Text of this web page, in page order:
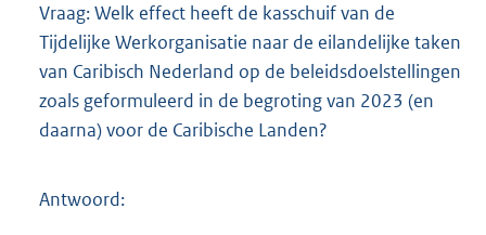
Vraag: Welk effect heeft de kasschuif van de
Tijdelijke Werkorganisatie naar de eilandelijke taken
van Caribisch Nederland op de beleidsdoelstellingen
zoals geformuleerd in de begroting van 2023 (en
daarna) voor de Caribische Landen?
Antwoord: